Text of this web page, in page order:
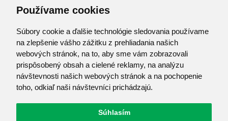
Používame cookies
Súbory cookie a ďalšie technológie sledovania používame
na zlepšenie vášho zážitku z prehliadania našich
webových stránok, na to, aby sme vám zobrazovali
prispôsobený obsah a cielené reklamy, na analýzu
návštevnosti našich webových stránok a na pochopenie
toho, odkiaľ naši návštevníci prichádzajú.
Súhlasím
Kontakt
Pozvánka do infocentra
Zoznam použitých skratiek
Mapa stránok
RSS
Centrum predvolieb cookies